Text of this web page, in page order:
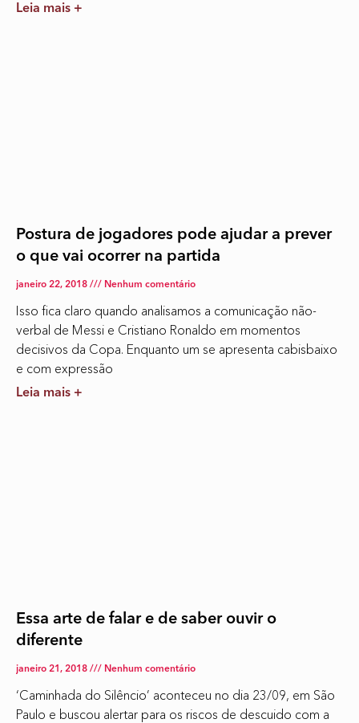
Leia mais +
Postura de jogadores pode ajudar a prever
o que vai ocorrer na partida
janeiro 22, 2018 Nenhum comentário
Isso fica claro quando analisamos a comunicação não-
verbal de Messi e Cristiano Ronaldo em momentos
decisivos da Copa. Enquanto um se apresenta cabisbaixo
e com expressão
Leia mais +
Essa arte de falar e de saber ouvir o
diferente
janeiro 21, 2018 Nenhum comentário
‘Caminhada do Silêncio’ aconteceu no dia 23/09, em São
Paulo e buscou alertar para os riscos de descuido com a